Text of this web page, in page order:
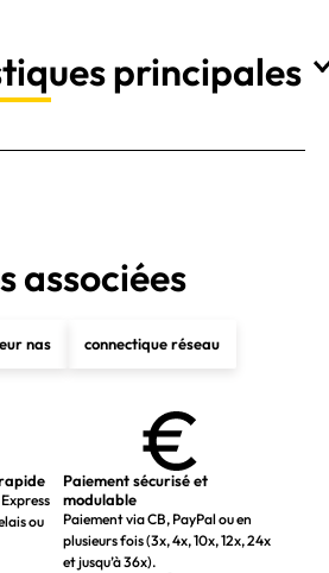
principales
associées
nas connectique réseau
ou
Paiement sécurisé et
modulable
Paiement via CB, PayPal ou en
plusieurs fois (3x, 4x, 10x, 12x, 24x
et jusqu’à 36x).